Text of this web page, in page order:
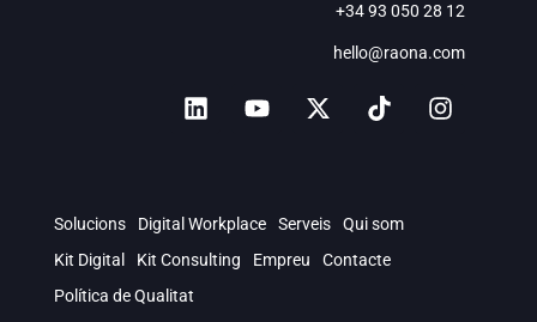
+34 93 050 28 12
hello@raona.com
Solucions Digital Workplace Serveis
Qui som
Kit Digital
Kit Consulting Empreu
Contacte
Política de Qualitat